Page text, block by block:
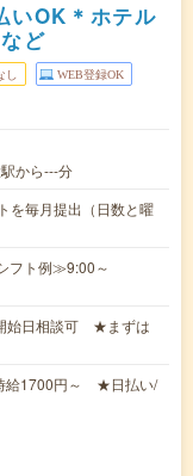
いOK＊ホテル
ど
し WEB登録OK
から---分
を毎月提出（日数と曜
フト例≫9:00～
始日相談可 ★まずは
給1700円～ ★日払い/